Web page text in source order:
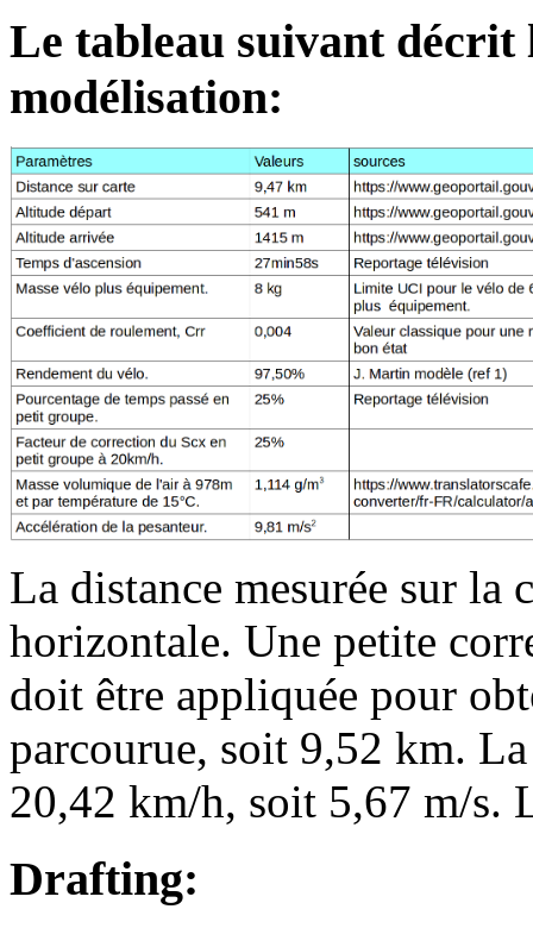
Le tableau suivant décrit
modélisation:
La distance mesurée sur la
horizontale. Une petite
doit être appliquée pour
parcourue, soit 9,52 km.
20,42 km/h, soit 5,67 m/s.
Drafting: